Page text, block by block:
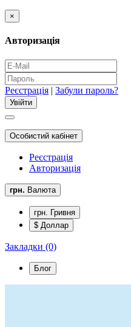
×
Авторизація
Реєстрація | Забули пароль?
Особистий кабінет
Реєстрація
Авторизація
грн. Валюта
грн. Гривня
$ Доллар
Закладки (0)
Блог